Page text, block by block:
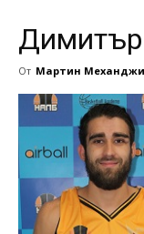
Димитър
От Мартин